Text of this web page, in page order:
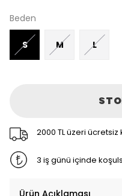
Beden
S M L
2000 TL üzeri ücretsiz
3 iş günü içinde
Ürün Açıklaması